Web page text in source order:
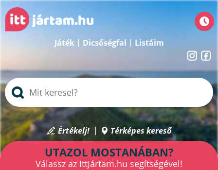
Játék Dicsőségfal Listáim
Értékelj! Térképes kereső
UTAZOL MOSTANÁBAN?
Válassz az IttJártam.hu segítségével!